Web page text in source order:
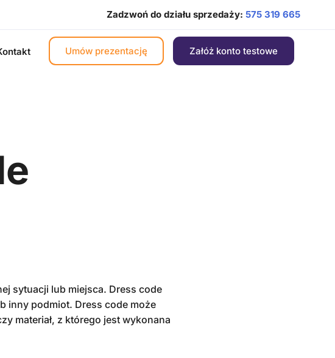
Zadzwoń do działu sprzedaży: 575 319 665
Załóż konto testowe
Umów prezentację
sytuacji lub miejsca. Dress code
inny podmiot. Dress code może
materiał, z którego jest wykonana